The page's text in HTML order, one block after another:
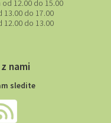
12.00 do 15.00
13.00 do 17.00
12.00 do 13.00
nami
sledite